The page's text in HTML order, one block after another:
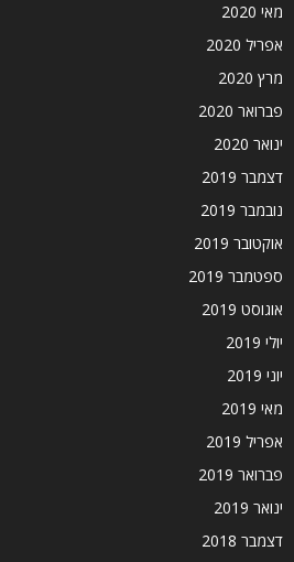
מאי 2020
אפריל 2020
מרץ 2020
פברואר 2020
ינואר 2020
דצמבר 2019
נובמבר 2019
אוקטובר 2019
ספטמבר 2019
אוגוסט 2019
יולי 2019
יוני 2019
מאי 2019
אפריל 2019
פברואר 2019
ינואר 2019
דצמבר 2018